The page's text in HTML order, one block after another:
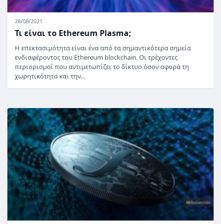
28/08/2021
Τι είναι το Ethereum Plasma;
Η επεκτασιμότητα είναι ένα από τα σημαντικότερα σημεία
ενδιαφέροντος του Ethereum blockchain. Οι τρέχοντες
περιορισμοί που αντιμετωπίζει το δίκτυο όσον αφορά τη
χωρητικότητα και την…